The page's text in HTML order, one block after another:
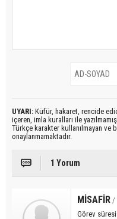
UYARI: Küfür, hakaret, rencide
içeren, imla kuralları ile yazılmamış,
Türkçe karakter kullanılmayan ve
onaylanmamaktadır.
1 Yorum
MİSAFİR /
Görev